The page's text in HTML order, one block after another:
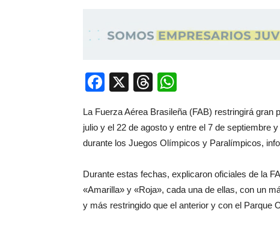
Facebook
X Threads
La Fuerza Aérea Brasileña (FAB) restringirá gran
julio y el 22 de agosto y entre el 7 de septiembre
durante los Juegos Olímpicos y Paralímpicos,
Durante estas fechas, explicaron oficiales de la
«Amarilla» y «Roja», cada una de ellas, con un
y más restringido que el anterior y con el Parque